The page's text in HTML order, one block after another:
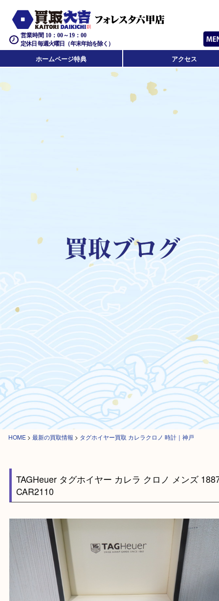
営業時間 10：00～19：00
定休日 毎週火曜日（年末年始を除く）
ホームページ特典 アクセス
HOME
TAGHeuer タグホイヤー カレラ クロノ メンズ
CAR2110